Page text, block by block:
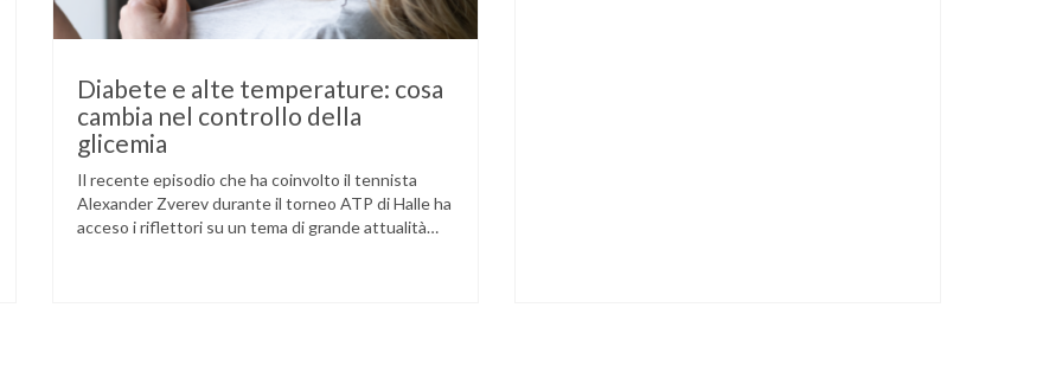
Diabete e alte temperature: cosa
cambia nel controllo della
glicemia
Il recente episodio che ha coinvolto il tennista
Alexander Zverev durante il torneo ATP di Halle ha
acceso i riflettori su un tema di grande attualità